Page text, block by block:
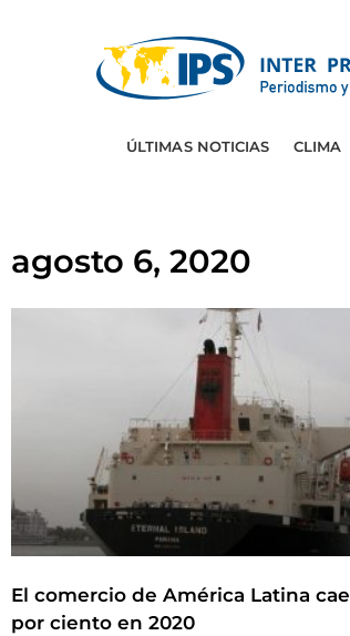
ÚLTIMAS NOTICIAS CLIMA
agosto 6, 2020
El comercio de América Latina
por ciento en 2020